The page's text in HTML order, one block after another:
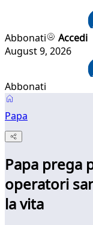
Abbonati
Accedi
August 9, 2026
Abbonati
Papa
Papa prega
operatori
la vita